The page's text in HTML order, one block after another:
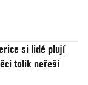
si lidé plují
tolik neřeší